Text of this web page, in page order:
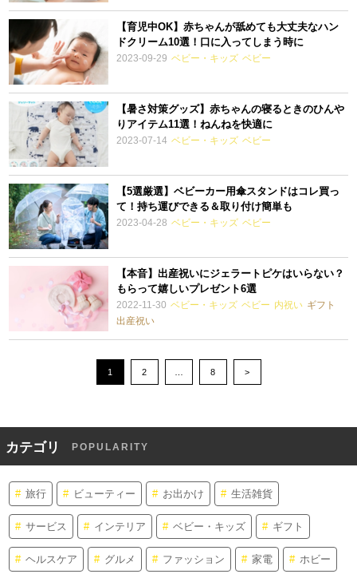
【育児中OK】赤ちゃんが舐めても大丈夫なハン
ドクリーム10選！口に入ってしまう時に
2023-09-29 ベビー・キッズ ベビー
【暑さ対策グッズ】赤ちゃんの寝るときのひんや
りアイテム11選！ねんねを快適に
2023-07-14 ベビー・キッズ ベビー
【5選厳選】ベビーカー用傘スタンドはコレ買っ
て！持ち運びできる＆取り付け簡単も
2023-04-28 ベビー・キッズ ベビー
【本音】出産祝いにジェラートピケはいらない？
もらって嬉しいプレゼント6選
2022-11-30 ベビー・キッズ ベビー 内祝い ギフト
出産祝い
1 2 8 >
カテゴリ POPULARITY
旅行 ビューティー お出かけ 生活雑貨
サービス インテリア ベビー・キッズ ギフト
ヘルスケア グルメ ファッション 家電 ホビー